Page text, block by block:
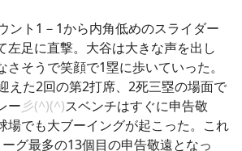
ント1－1から内角低めのスライダー
左足に直撃。大谷は大きな声を出し
そうで笑顔で1塁に歩いていった。
えた2回の第2打席、2死三塁の場面で
ー彡(^)(^)スベンチはすぐに申告敬
場でも大ブーイングが起こった。これ
グ最多の13個目の申告敬遠となっ